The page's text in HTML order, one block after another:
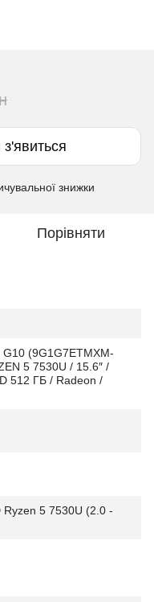
знижки
Порівняти
G10 (9G1G7ETMXM-
5 7530U / 15.6″ /
512 ГБ / Radeon /
5 7530U (2.0 -